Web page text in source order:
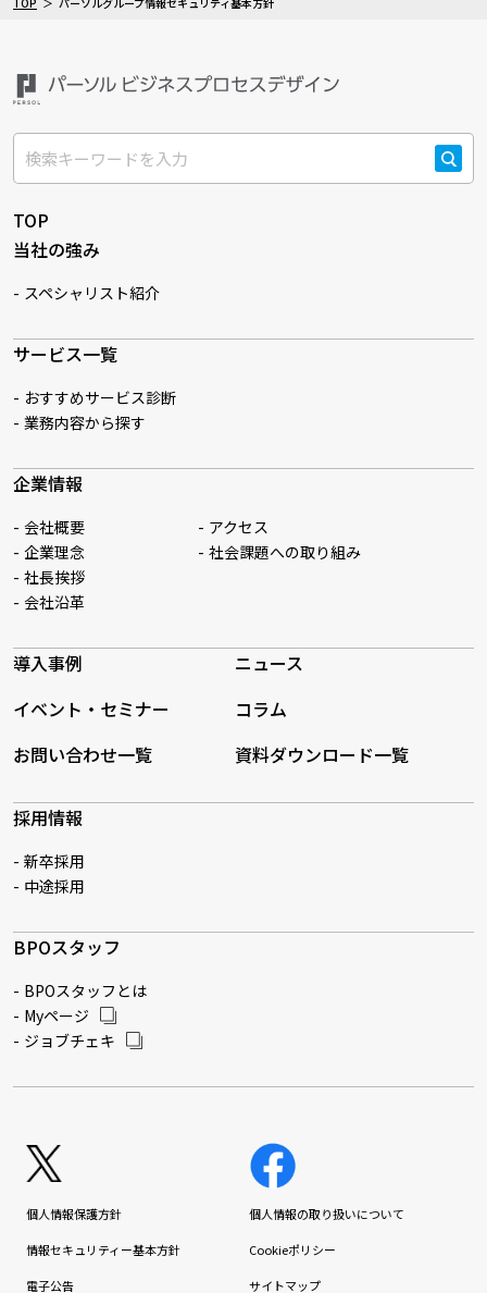
検索
TOP
当社の強み
スペシャリスト紹介
サービス一覧
おすすめサービス診断
業務内容から探す
企業情報
会社概要
企業理念
社長挨拶
会社沿革
アクセス
社会課題への取り組み
導入事例
ニュース
イベント・セミナー
コラム
お問い合わせ一覧
資料ダウンロード一覧
採用情報
新卒採用
中途採用
BPOスタッフ
BPOスタッフとは
Myページ
ジョブチェキ
個人情報保護方針 個人情報の取り扱いについて
情報セキュリティー基本方針 Cookieポリシー
電子公告 サイトマップ